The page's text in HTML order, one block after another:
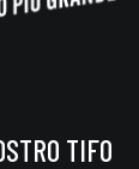
TIFO